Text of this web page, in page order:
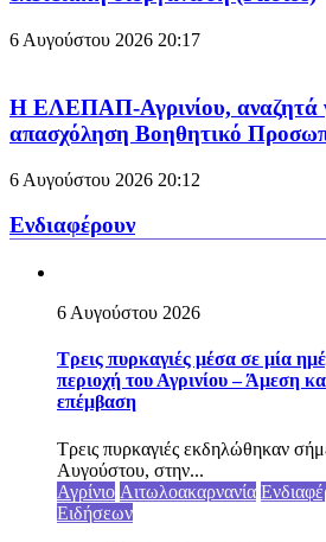
6 Αυγούστου 2026 20:17
Η ΕΛΕΠΑΠ-Αγρινίου, αναζητά
απασχόληση Βοηθητικό
6 Αυγούστου 2026 20:12
Ενδιαφέρουν
6 Αυγούστου 2026
Τρεις πυρκαγιές μέσα σε μία
περιοχή του Αγρινίου – Άμεση
επέμβαση
Τρεις πυρκαγιές εκδηλώθηκαν
Αυγούστου, στην...
Αγρίνιο Αιτωλοακαρνανία
Ειδήσεων